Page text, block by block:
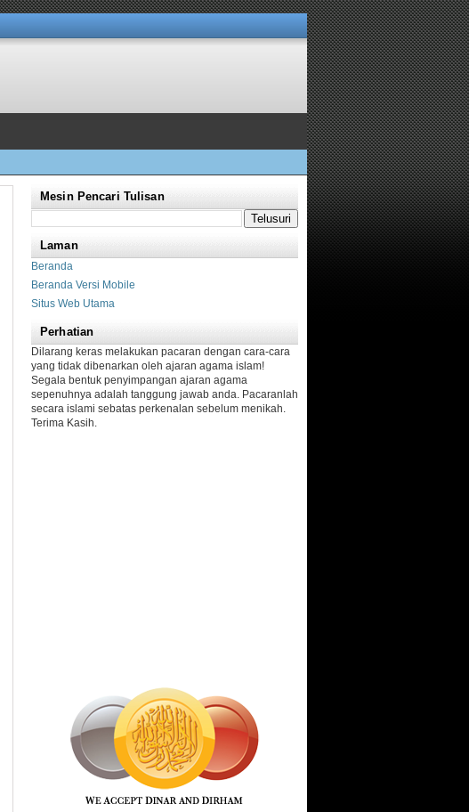
Mesin Pencari Tulisan
Laman
Beranda
Beranda Versi Mobile
Situs Web Utama
Perhatian
Dilarang keras melakukan pacaran dengan cara-cara
yang tidak dibenarkan oleh ajaran agama islam!
Segala bentuk penyimpangan ajaran agama
sepenuhnya adalah tanggung jawab anda. Pacaranlah
secara islami sebatas perkenalan sebelum menikah.
Terima Kasih.